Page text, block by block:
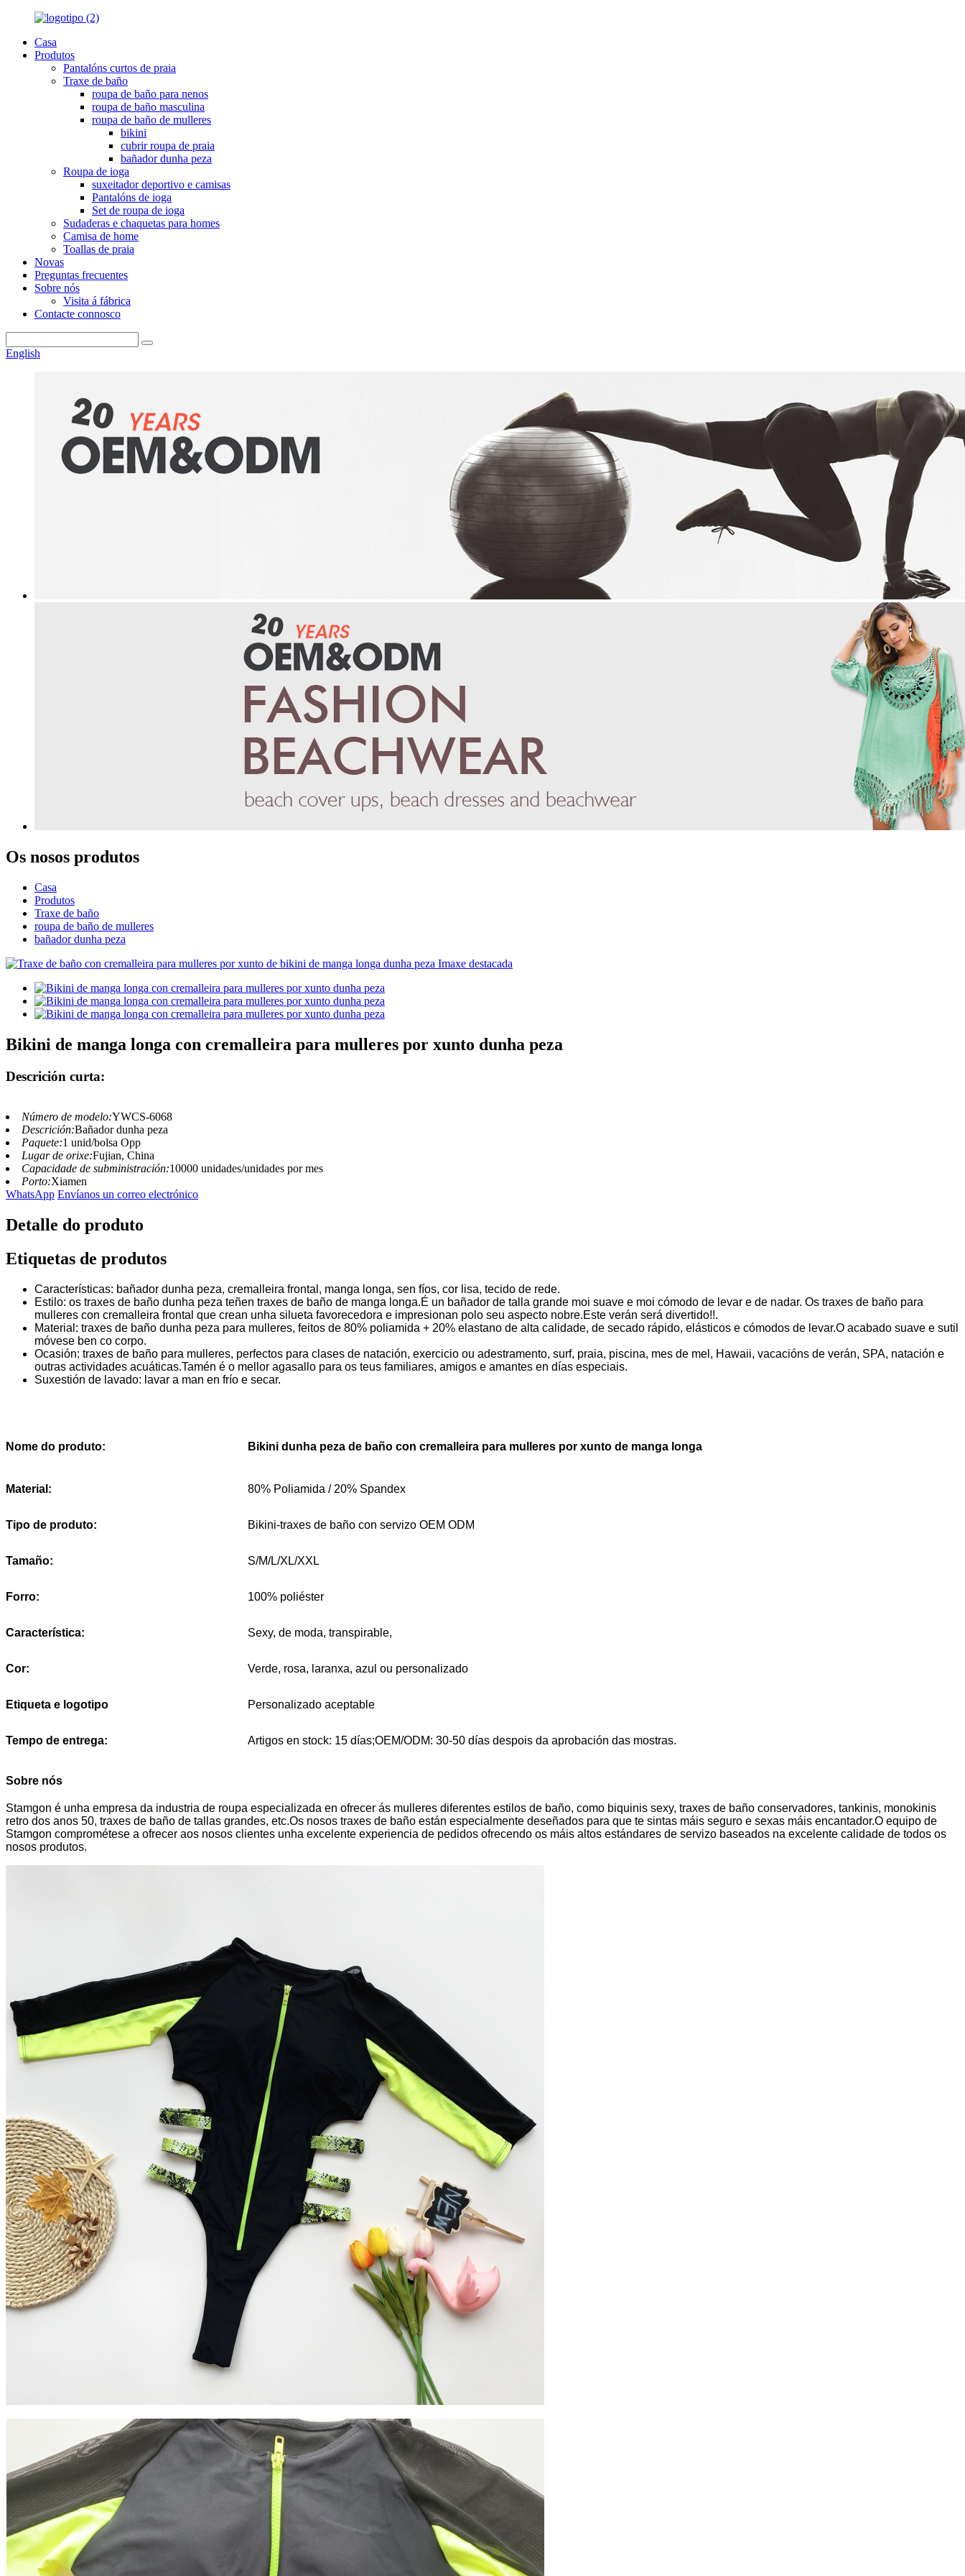
Casa
Produtos
Pantalóns curtos de praia
Traxe de baño
roupa de baño para nenos
roupa de baño masculina
roupa de baño de mulleres
bikini
cubrir roupa de praia
bañador dunha peza
Roupa de ioga
suxeitador deportivo e camisas
Pantalóns de ioga
Set de roupa de ioga
Sudaderas e chaquetas para homes
Camisa de home
Toallas de praia
Novas
Preguntas frecuentes
Sobre nós
Visita á fábrica
Contacte connosco
English
Os nosos produtos
Casa
Produtos
Traxe de baño
roupa de baño de mulleres
bañador dunha peza
Bikini de manga longa con cremalleira para mulleres por xunto dunha peza
Descrición curta:
Número de modelo:YWCS-6068
Descrición:Bañador dunha peza
Paquete:1 unid/bolsa Opp
Lugar de orixe:Fujian, China
Capacidade de subministración:10000 unidades/unidades por mes
Porto:Xiamen
WhatsApp Envíanos un correo electrónico
Detalle do produto
Etiquetas de produtos
Características: bañador dunha peza, cremalleira frontal, manga longa, sen fíos, cor lisa, tecido de rede.
Estilo: os traxes de baño dunha peza teñen traxes de baño de manga longa.É un bañador de talla grande moi suave e moi cómodo de levar e de nadar. Os traxes de baño para
mulleres con cremalleira frontal que crean unha silueta favorecedora e impresionan polo seu aspecto nobre.Este verán será divertido!!.
Material: traxes de baño dunha peza para mulleres, feitos de 80% poliamida + 20% elastano de alta calidade, de secado rápido, elásticos e cómodos de levar.O acabado suave e sutil
móvese ben co corpo.
Ocasión: traxes de baño para mulleres, perfectos para clases de natación, exercicio ou adestramento, surf, praia, piscina, mes de mel, Hawaii, vacacións de verán, SPA, natación e
outras actividades acuáticas.Tamén é o mellor agasallo para os teus familiares, amigos e amantes en días especiais.
Suxestión de lavado: lavar a man en frío e secar.
Nome do produto: Bikini dunha peza de baño con cremalleira para mulleres por xunto de manga longa
Material: 80% Poliamida / 20% Spandex
Tipo de produto: Bikini-traxes de baño con servizo OEM ODM
Tamaño: S/M/L/XL/XXL
Forro: 100% poliéster
Característica: Sexy, de moda, transpirable,
Cor: Verde, rosa, laranxa, azul ou personalizado
Etiqueta e logotipo Personalizado aceptable
Tempo de entrega: Artigos en stock: 15 días;OEM/ODM: 30-50 días despois da aprobación das mostras.
Sobre nós
Stamgon é unha empresa da industria de roupa especializada en ofrecer ás mulleres diferentes estilos de baño, como biquinis sexy, traxes de baño conservadores, tankinis, monokinis
retro dos anos 50, traxes de baño de tallas grandes, etc.Os nosos traxes de baño están especialmente deseñados para que te sintas máis seguro e sexas máis encantador.O equipo de
Stamgon comprométese a ofrecer aos nosos clientes unha excelente experiencia de pedidos ofrecendo os máis altos estándares de servizo baseados na excelente calidade de todos os
nosos produtos.